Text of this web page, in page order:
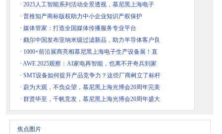
· ​2025人工智能系列活动全景透视，慕尼黑上海电子
· 普推知产商标版权助力中小企业知识产权保护
· 媒体管家：打造全国媒体传播服务专业平台
· 颇尔中国发布亚纳米级过滤新品，助力半导体客户良
· 1000+前沿展商亮相慕尼黑上海电子生产设备展！直
· AWE 2025观察：AI家电再智能，也离不开奇兵到家
· SMT设备如何提升产品竞争力？这些厂商树立了标杆
· 蔚为大观，不负众望，慕尼黑上海光博会20周年完美
· 群贤毕至，千帆竞发，慕尼黑上海光博会20周年盛大
焦点图片